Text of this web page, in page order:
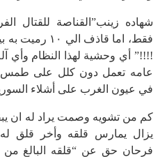
شهاده زينب”القناصة للقتال
فقط، اما قاذف
!!!!” أي وحشية لهذا النظام وأي
عامه تعمل دون كلل على طمس
في عيون الغرب على أشلاء
كم من تشويه وصمت يراد له ان
يزال يمارس قلقه وأخر قلق
فرحان حق عن “قلقه البالغ